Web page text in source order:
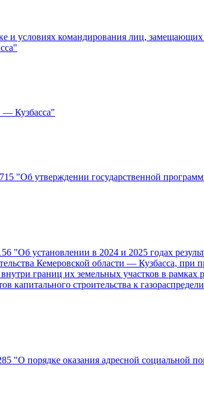
и условиях командирования лиц,
— Кузбасса"
"Об утверждении государственной
установлении в 2024 и 2025 годах
Кемеровской области — Кузбасса, при
границ их земельных участков в рамках
капитального строительства к
"О порядке оказания адресной социальной